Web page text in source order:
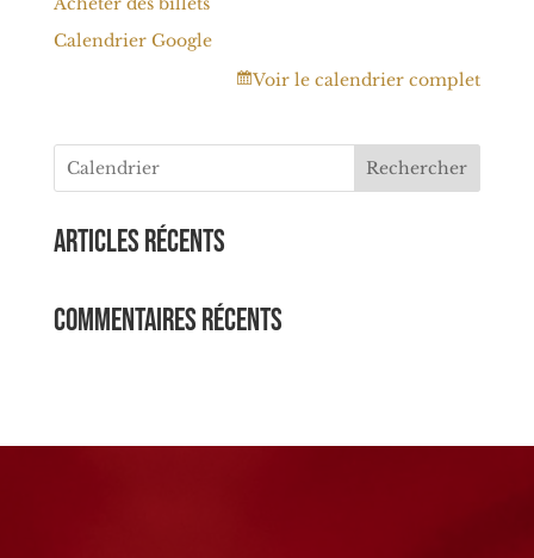
Calendrier Google
Voir le calendrier complet
Rechercher
Articles récents
Commentaires récents